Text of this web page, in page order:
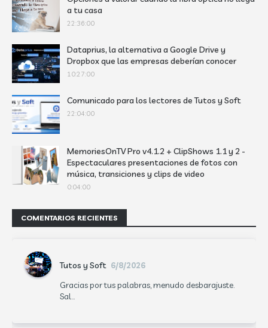
a tu casa
22:36:00
Dataprius, la alternativa a Google Drive y
Dropbox que las empresas deberían conocer
10:27:00
Comunicado para los lectores de Tutos y Soft
22:04:00
MemoriesOnTV Pro v4.1.2 + ClipShows 1.1 y 2 -
Espectaculares presentaciones de fotos con
música, transiciones y clips de video
0:04:00
COMENTARIOS RECIENTES
Tutos y Soft 6/8/2026
Gracias por tus palabras, menudo desbarajuste.
Sal...